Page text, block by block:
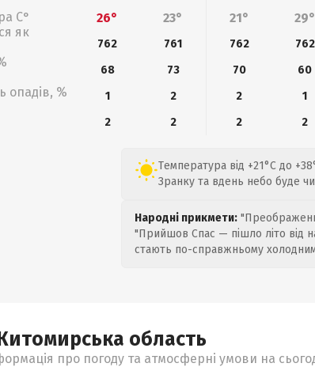
С°
як
опадів, %
26°
23° 21° 29°
762 761 762 762
68
73 70 60
1
2 2 1
2
2 2 2
Температура від +21°C до
Зранку та вдень небо буде
Народні прикмети:
"Прийшов Спас — пішло літо від
стають по-справжньому
область
про погоду та атмосферні умови на